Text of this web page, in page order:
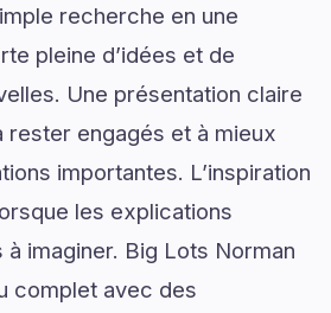
recherche en une
pleine d’idées et de
Une présentation claire
rester engagés et à mieux
importantes. L’inspiration
les explications
imaginer. Big Lots Norman
complet avec des